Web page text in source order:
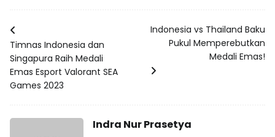
Timnas Indonesia dan
Singapura Raih Medali
Emas Esport Valorant SEA
Games 2023
Indonesia vs Thailand Baku
Pukul Memperebutkan
Medali Emas!
Indra Nur Prasetya